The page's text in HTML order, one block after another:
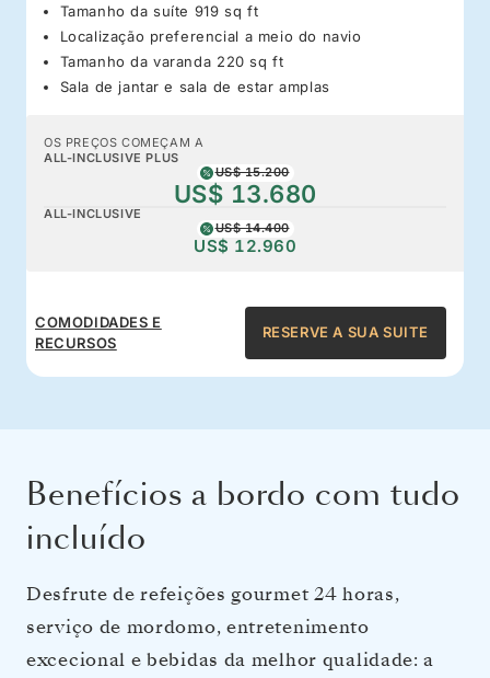
Tamanho da suíte 919 sq ft
Localização preferencial a meio do navio
Tamanho da varanda 220 sq ft
Sala de jantar e sala de estar amplas
OS PREÇOS COMEÇAM A
ALL-INCLUSIVE PLUS
US$ 15.200
US$ 13.680
ALL-INCLUSIVE
US$ 14.400
US$ 12.960
COMODIDADES E
RECURSOS
RESERVE A SUA SUITE
Benefícios a bordo com tudo
incluído
Desfrute de refeições gourmet 24 horas,
serviço de mordomo, entretenimento
excecional e bebidas da melhor qualidade: a